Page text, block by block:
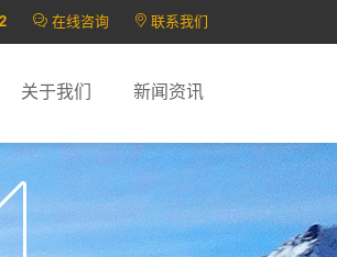
在线咨询 联系我们
关于我们 新闻资讯